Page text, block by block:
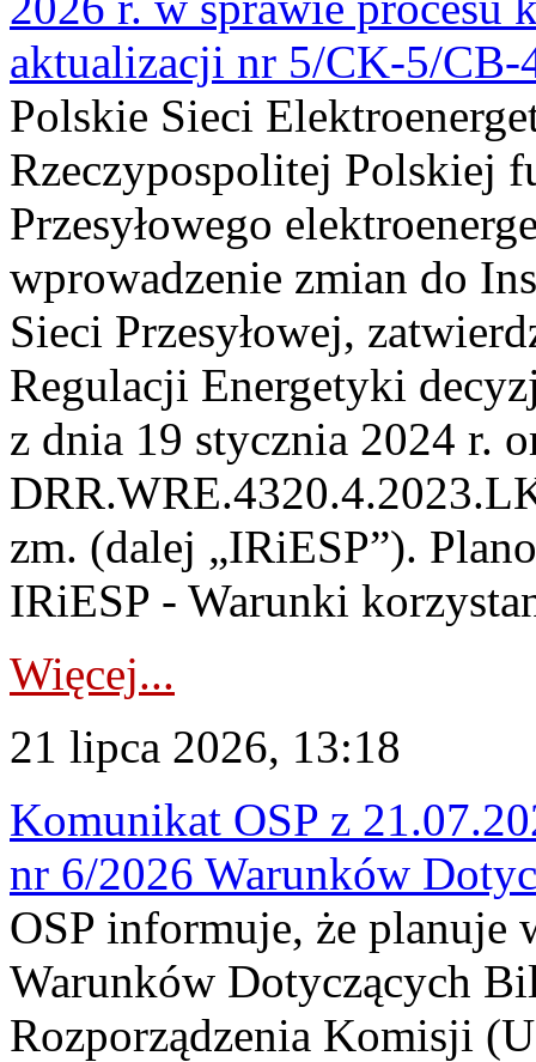
aktualizacji nr 5/CK-5/CB-
Polskie Sieci
Rzeczypospolitej Polskiej
Przesyłowego
wprowadzenie zmian do
Sieci Przesyłowej,
Regulacji Energetyki
z dnia 19 stycznia 2024 r.
zm. (dalej „IRiESP”).
IRiESP - Warunki
Więcej...
21 lipca 2026, 13:18
Komunikat OSP z
nr 6/2026 Warunków
OSP informuje, że planuje
Warunków Dotyczących
Rozporządzenia Komisji